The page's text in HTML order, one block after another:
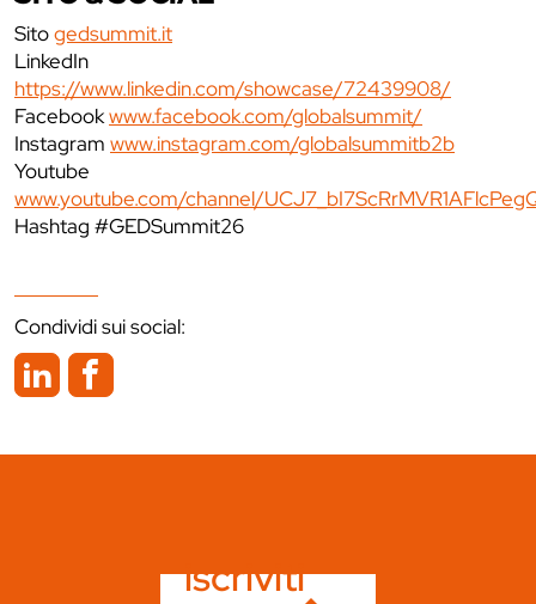
Sitogedsummit.it
LinkedIn
https://www.linkedin.com/showcase/72439908/
Facebookwww.facebook.com/globalsummit/
Instagram www.instagram.com/globalsummitb2b
Youtube
www.youtube.com/channel/
Hashtag #GEDSummit26
Condividi sui social:
iscriviti